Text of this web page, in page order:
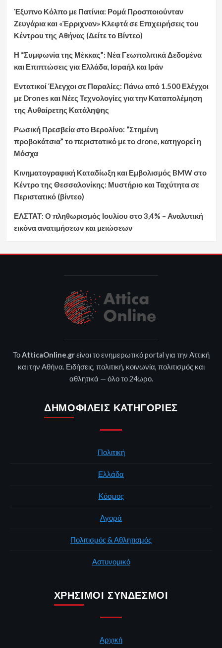
Έξυπνο Κόλπο με Πατίνια: Ρομά Προσποιούνταν
Ζευγάρια και «Έρριχναν» Κλεφτά σε Επιχειρήσεις του
Κέντρου της Αθήνας (Δείτε το Βίντεο)
Η “Συμφωνία της Μέκκας”: Νέα Γεωπολιτικά Δεδομένα
και Επιπτώσεις για Ελλάδα, Ισραήλ και Ιράν
Εντατικοί Έλεγχοι σε Παραλίες: Πάνω από 1.500 Ελέγχοι
με Drones και Νέες Τεχνολογίες για την Καταπολέμηση
της Αυθαίρετης Κατάληψης
Ρωσική Πρεσβεία στο Βερολίνο: “Στημένη
προβοκάτσια” το περιστατικό με το drone, κατηγορεί η
Μόσχα
Κινηματογραφική Καταδίωξη και Εμβολισμός BMW στο
Κέντρο της Θεσσαλονίκης: Μυστήριο και Ταχύτητα σε
Περιστατικό (βίντεο)
ΕΛΣΤΑΤ: Ο πληθωρισμός Ιουλίου στο 3,4% – Αναλυτική
εικόνα ανατιμήσεων και μειώσεων
ΤοAtticaOnline.grείναι το ενημερωτικό portal για την Αττική
και την Αθήνα. Ειδήσεις, πολιτική, κοινωνία, πολιτισμός και
αθλητικά — όλο το 24ωρο.
ΔΗΜΟΦΙΛΕΊΣ ΚΑΤΗΓΟΡΊΕΣ
Πολιτική
Ελλάδα
Κόσμος
Αγορά
Πολιτισμός & Αθλητισμός
Αστυνομικό
ΧΡΉΣΙΜΟΙ ΣΎΝΔΕΣΜΟΙ
Αρχική